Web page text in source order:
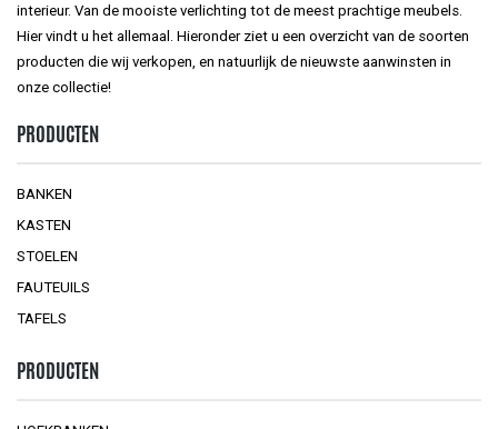
interieur. Van de mooiste verlichting tot de meest prachtige meubels.
Hier vindt u het allemaal. Hieronder ziet u een overzicht van de soorten
producten die wij verkopen, en natuurlijk de nieuwste aanwinsten in
onze collectie!
PRODUCTEN
BANKEN
KASTEN
STOELEN
FAUTEUILS
TAFELS
PRODUCTEN